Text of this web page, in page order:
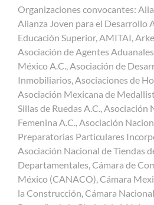
Organizaciones convocantes:
Alianza Joven para el Desarrollo
Educación Superior, AMITAI,
Asociación de Agentes
México A.C., Asociación de
Inmobiliarios, Asociaciones de
Asociación Mexicana de
Sillas de Ruedas A.C., Asociación
Femenina A.C., Asociación
Preparatorias Particulares
Asociación Nacional de Tiendas
Departamentales, Cámara de
México (CANACO), Cámara
la Construcción, Cámara